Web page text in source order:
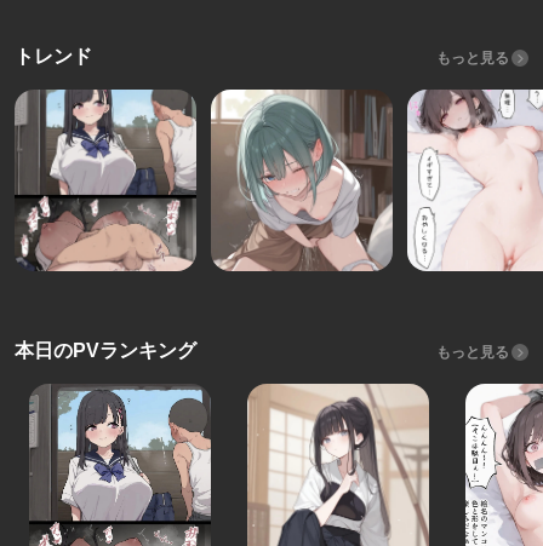
トレンド もっと見る
本日のPVランキング もっと見る